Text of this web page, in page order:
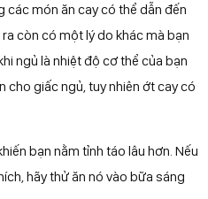
các món ăn cay có thể dẫn đến
còn có một lý do khác mà bạn
ngủ là nhiệt độ cơ thể của bạn
cho giấc ngủ, tuy nhiên ớt cay có
bạn nằm tỉnh táo lâu hơn. Nếu
hãy thử ăn nó vào bữa sáng